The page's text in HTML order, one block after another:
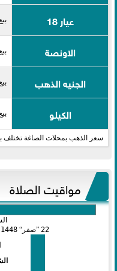
عيار 18 بيع 1,551 شراء 1,586
الاونصة بيع 64,333 شراء 65,754
الجنيه الذهب بيع 14,480 شراء 14,800
الكيلو بيع 2,068,571 شراء 2,114,286
سعر الذهب بمحلات الصاغة تختلف
مواقيت الصلاة
22
صفر 1448 هـ